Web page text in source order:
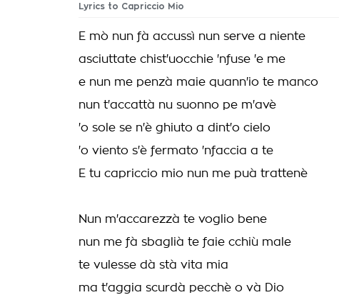
Lyrics to Capriccio Mio
E mò nun fà accussì nun serve a niente
asciuttate chist'uocchie 'nfuse 'e me
e nun me penzà maie quann'io te manco
nun t'accattà nu suonno pe m'avè
'o sole se n'è ghiuto a dint'o cielo
'o viento s'è fermato 'nfaccia a te
E tu capriccio mio nun me puà trattenè
Nun m'accarezzà te voglio bene
nun me fà sbaglià te faie cchiù male
te vulesse dà stà vita mia
ma t'aggia scurdà pecchè o và Dio